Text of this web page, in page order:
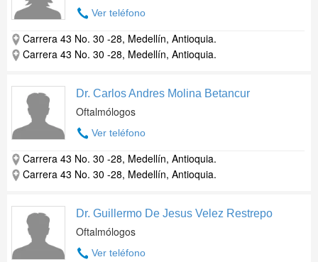
Ver teléfono
Carrera 43 No. 30 -28, Medellín, Antioquia.
Carrera 43 No. 30 -28, Medellín, Antioquia.
Dr. Carlos Andres Molina Betancur
Oftalmólogos
Ver teléfono
Carrera 43 No. 30 -28, Medellín, Antioquia.
Carrera 43 No. 30 -28, Medellín, Antioquia.
Dr. Guillermo De Jesus Velez Restrepo
Oftalmólogos
Ver teléfono